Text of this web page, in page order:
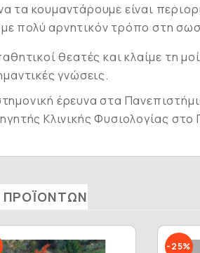
τα κουμαντάρουμε είναι
με πολύ αρνητικόν τρόπο στη
θεατές και κλαίμε τη
γνώσεις.
έρευνα στα
Κλινικής Φυσιολογίας
ΠΡΟΪΌΝΤΩΝ
-25%